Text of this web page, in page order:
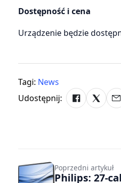
Dostępność i cena
Urządzenie będzie
Tagi: News
Udostępnij:
Poprzedni artykuł
Philips: 27-